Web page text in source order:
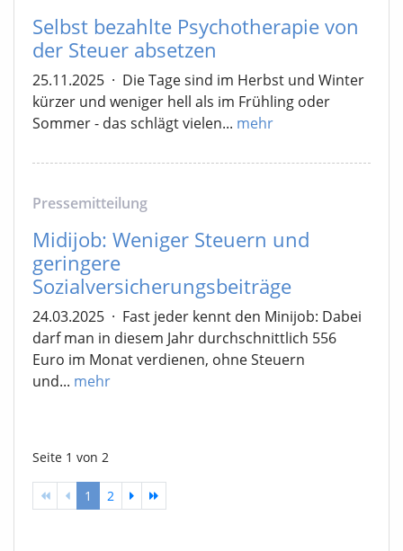
Selbst bezahlte Psychotherapie von
der Steuer absetzen
25.11.2025 · Die Tage sind im Herbst und Winter
kürzer und weniger hell als im Frühling oder
Sommer - das schlägt vielen... mehr
Pressemitteilung
Midijob: Weniger Steuern und
geringere
Sozialversicherungsbeiträge
24.03.2025 · Fast jeder kennt den Minijob: Dabei
darf man in diesem Jahr durchschnittlich 556
Euro im Monat verdienen, ohne Steuern
und... mehr
Seite 1 von 2
1 2